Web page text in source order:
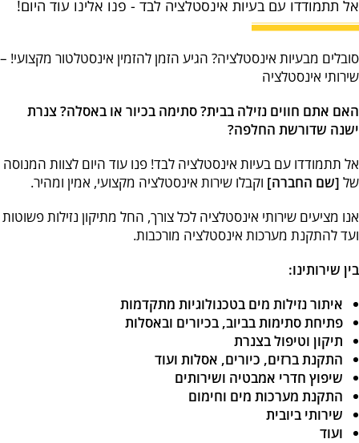
format_underlined הוסף קו תחתון לקישורים
font_download סמן קישורים
לאפס את כל האפשרויות
אל תתמודדו עם בעיות אינסטלציה לבד - פנו אלינו עוד היום!
סובלים מבעיות אינסטלציה? הגיע הזמן להזמין אינסטלטור מקצועי! –
שירותי אינסטלציה
האם אתם חווים נזילה בבית? סתימה בכיור או באסלה? צנרת
ישנה שדורשת החלפה?
אל תתמודדו עם בעיות אינסטלציה לבד! פנו עוד היום לצוות המנוסה
של [שם החברה] וקבלו שירות אינסטלציה מקצועי, אמין ומהיר.
אנו מציעים שירותי אינסטלציה לכל צורך, החל מתיקון נזילות פשוטות
ועד להתקנת מערכות אינסטלציה מורכבות.
בין שירותינו:
איתור נזילות מים בטכנולוגיות מתקדמות
פתיחת סתימות בביוב, בכיורים ובאסלות
תיקון וטיפול בצנרת
התקנת ברזים, כיורים, אסלות ועוד
שיפוץ חדרי אמבטיה ושירותים
התקנת מערכות מים וחימום
שירותי ביובית
ועוד